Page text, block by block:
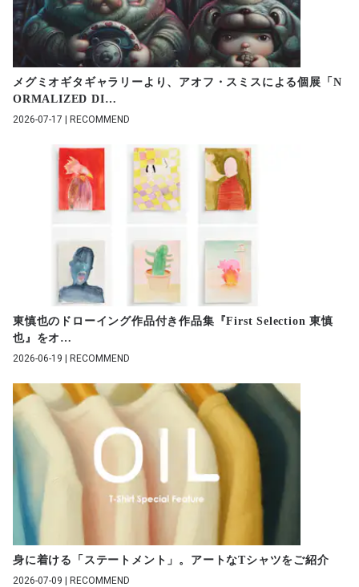
メグミオギタギャラリーより、アオフ・スミスによる個展「N
ORMALIZED DI…
2026-07-17 | RECOMMEND
東慎也のドローイング作品付き作品集『First Selection 東慎
也』をオ …
2026-06-19 | RECOMMEND
身に着ける「ステートメント」。アートなTシャツをご紹介
2026-07-09 | RECOMMEND